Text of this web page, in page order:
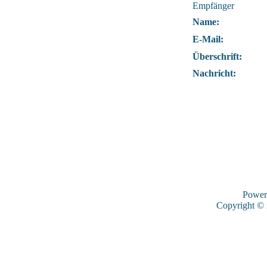
Empfänger
Name:
E-Mail:
Überschrift:
Nachricht:
Copyright ©